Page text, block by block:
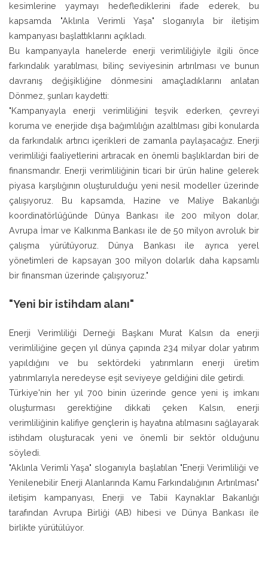
kesimlerine yaymayı hedeflediklerini ifade ederek, bu
kapsamda "Aklınla Verimli Yaşa" sloganıyla bir iletişim
kampanyası başlattıklarını açıkladı.
Bu kampanyayla hanelerde enerji verimliliğiyle ilgili önce
farkındalık yaratılması, bilinç seviyesinin artırılması ve bunun
davranış değişikliğine dönmesini amaçladıklarını anlatan
Dönmez, şunları kaydetti:
"Kampanyayla enerji verimliliğini teşvik ederken, çevreyi
koruma ve enerjide dışa bağımlılığın azaltılması gibi konularda
da farkındalık artırıcı içerikleri de zamanla paylaşacağız. Enerji
verimliliği faaliyetlerini artıracak en önemli başlıklardan biri de
finansmandır. Enerji verimliliğinin ticari bir ürün haline gelerek
piyasa karşılığının oluşturulduğu yeni nesil modeller üzerinde
çalışıyoruz. Bu kapsamda, Hazine ve Maliye Bakanlığı
koordinatörlüğünde Dünya Bankası ile 200 milyon dolar,
Avrupa İmar ve Kalkınma Bankası ile de 50 milyon avroluk bir
çalışma yürütüyoruz. Dünya Bankası ile ayrıca yerel
yönetimleri de kapsayan 300 milyon dolarlık daha kapsamlı
bir finansman üzerinde çalışıyoruz."
"Yeni bir istihdam alanı"
Enerji Verimliliği Derneği Başkanı Murat Kalsın da enerji
verimliliğine geçen yıl dünya çapında 234 milyar dolar yatırım
yapıldığını ve bu sektördeki yatırımların enerji üretim
yatırımlarıyla neredeyse eşit seviyeye geldiğini dile getirdi.
Türkiye'nin her yıl 700 binin üzerinde gence yeni iş imkanı
oluşturması gerektiğine dikkati çeken Kalsın, enerji
verimliliğinin kalifiye gençlerin iş hayatına atılmasını sağlayarak
istihdam oluşturacak yeni ve önemli bir sektör olduğunu
söyledi.
"Aklınla Verimli Yaşa" sloganıyla başlatılan "Enerji Verimliliği ve
Yenilenebilir Enerji Alanlarında Kamu Farkındalığının Artırılması"
iletişim kampanyası, Enerji ve Tabii Kaynaklar Bakanlığı
tarafından Avrupa Birliği (AB) hibesi ve Dünya Bankası ile
birlikte yürütülüyor.